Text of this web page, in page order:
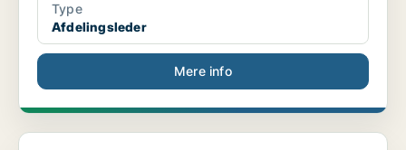
Type
Afdelingsleder
Mere info
Skille/samle medarbejder til Odense